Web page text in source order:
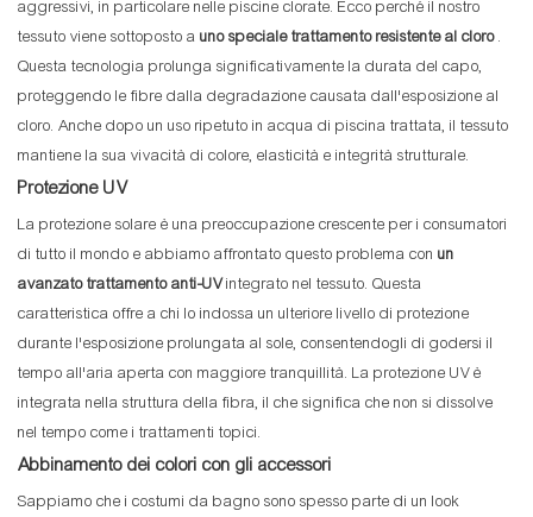
aggressivi, in particolare nelle piscine clorate. Ecco perché il nostro
tessuto viene sottoposto a uno speciale trattamento resistente al cloro.
Questa tecnologia prolunga significativamente la durata del capo,
proteggendo le fibre dalla degradazione causata dall'esposizione al
cloro. Anche dopo un uso ripetuto in acqua di piscina trattata, il tessuto
mantiene la sua vivacità di colore, elasticità e integrità strutturale.
Protezione UV
La protezione solare è una preoccupazione crescente per i consumatori
di tutto il mondo e abbiamo affrontato questo problema con un
avanzato trattamento anti-UVintegrato nel tessuto. Questa
caratteristica offre a chi lo indossa un ulteriore livello di protezione
durante l'esposizione prolungata al sole, consentendogli di godersi il
tempo all'aria aperta con maggiore tranquillità. La protezione UV è
integrata nella struttura della fibra, il che significa che non si dissolve
nel tempo come i trattamenti topici.
Abbinamento dei colori con gli accessori
Sappiamo che i costumi da bagno sono spesso parte di un look